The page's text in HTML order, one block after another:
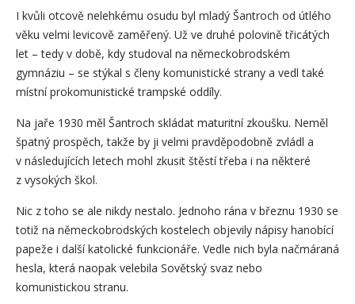
I kvůli otcově nelehkému osudu byl mladý Šantroch od útlého
věku velmi levicově zaměřený. Už ve druhé polovině třicátých
let – tedy v době, kdy studoval na německobrodském
gymnáziu – se stýkal s členy komunistické strany a vedl také
místní prokomunistické trampské oddíly.
Na jaře 1930 měl Šantroch skládat maturitní zkoušku. Neměl
špatný prospěch, takže by ji velmi pravděpodobně zvládl a
v následujících letech mohl zkusit štěstí třeba i na některé
z vysokých škol.
Nic z toho se ale nikdy nestalo. Jednoho rána v březnu 1930 se
totiž na německobrodských kostelech objevily nápisy hanobící
papeže i další katolické funkcionáře. Vedle nich byla načmáraná
hesla, která naopak velebila Sovětský svaz nebo
komunistickou stranu.